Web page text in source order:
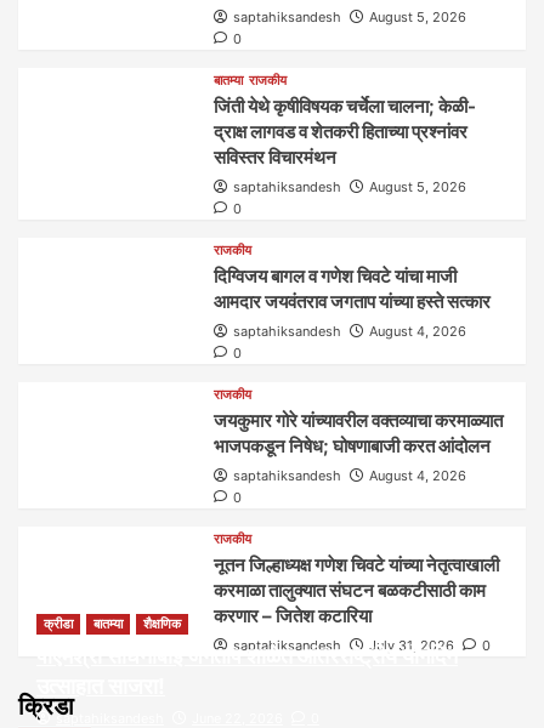
saptahiksandesh
August 5, 2026
0
बातम्या राजकीय
जिंती येथे कृषीविषयक चर्चेला चालना; केळी-
द्राक्ष लागवड व शेतकरी हिताच्या प्रश्नांवर
सविस्तर विचारमंथन
saptahiksandesh
August 5, 2026
0
राजकीय
दिग्विजय बागल व गणेश चिवटे यांचा माजी
आमदार जयवंतराव जगताप यांच्या हस्ते सत्कार
saptahiksandesh
August 4, 2026
0
राजकीय
जयकुमार गोरे यांच्यावरील वक्तव्याचा करमाळ्यात
भाजपकडून निषेध; घोषणाबाजी करत आंदोलन
saptahiksandesh
August 4, 2026
0
राजकीय
नूतन जिल्हाध्यक्ष गणेश चिवटे यांच्या नेतृत्वाखाली
करमाळा तालुक्यात संघटन बळकटीसाठी काम
करणार – जितेश कटारिया
saptahiksandesh July 31, 2026 0
क्रिडा
क्रीडा बातम्या शैक्षणिक
पीएमश्री साधनाबाई जगताप शाळेत आंतरराष्ट्रीय योगदिन
saptahiksandesh